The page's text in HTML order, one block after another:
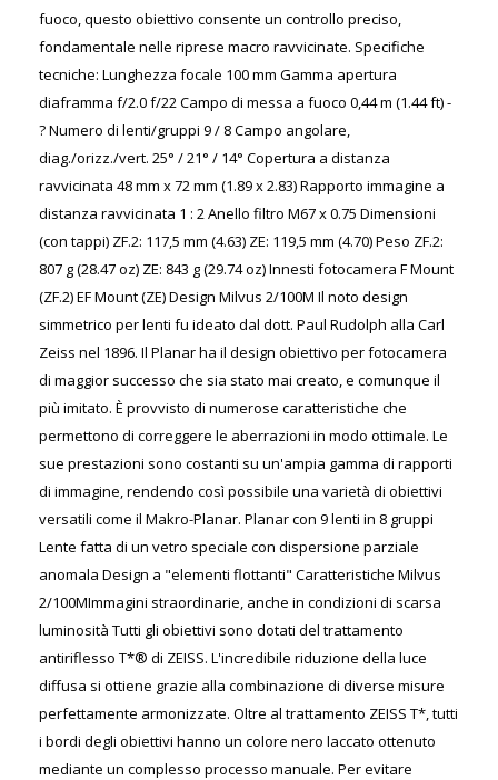
fuoco, questo obiettivo consente un controllo preciso,
fondamentale nelle riprese macro ravvicinate. Specifiche
tecniche: Lunghezza focale 100 mm Gamma apertura
diaframma f/2.0 f/22 Campo di messa a fuoco 0,44 m (1.44 ft) -
? Numero di lenti/gruppi 9 / 8 Campo angolare,
diag./orizz./vert. 25° / 21° / 14° Copertura a distanza
ravvicinata 48 mm x 72 mm (1.89 x 2.83) Rapporto immagine a
distanza ravvicinata 1 : 2 Anello filtro M67 x 0.75 Dimensioni
(con tappi) ZF.2: 117,5 mm (4.63) ZE: 119,5 mm (4.70) Peso ZF.2:
807 g (28.47 oz) ZE: 843 g (29.74 oz) Innesti fotocamera F Mount
(ZF.2) EF Mount (ZE) Design Milvus 2/100M Il noto design
simmetrico per lenti fu ideato dal dott. Paul Rudolph alla Carl
Zeiss nel 1896. Il Planar ha il design obiettivo per fotocamera
di maggior successo che sia stato mai creato, e comunque il
più imitato. È provvisto di numerose caratteristiche che
permettono di correggere le aberrazioni in modo ottimale. Le
sue prestazioni sono costanti su un'ampia gamma di rapporti
di immagine, rendendo così possibile una varietà di obiettivi
versatili come il Makro-Planar. Planar con 9 lenti in 8 gruppi
Lente fatta di un vetro speciale con dispersione parziale
anomala Design a "elementi flottanti" Caratteristiche Milvus
2/100MImmagini straordinarie, anche in condizioni di scarsa
luminosità Tutti gli obiettivi sono dotati del trattamento
antiriflesso T*® di ZEISS. L'incredibile riduzione della luce
diffusa si ottiene grazie alla combinazione di diverse misure
perfettamente armonizzate. Oltre al trattamento ZEISS T*, tutti
i bordi degli obiettivi hanno un colore nero laccato ottenuto
mediante un complesso processo manuale. Per evitare